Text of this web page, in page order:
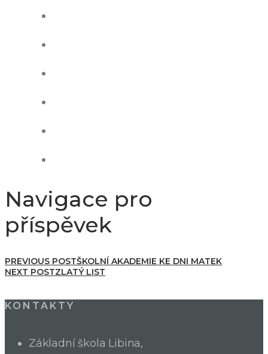
Navigace pro
příspěvek
PREVIOUS POSTŠKOLNÍ AKADEMIE KE DNI MATEK
NEXT POSTZLATÝ LIST
KONTAKTY
Základní škola Libina,